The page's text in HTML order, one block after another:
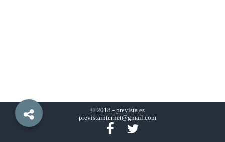
© 2018 - prevista.es
previstainternet@gmail.com